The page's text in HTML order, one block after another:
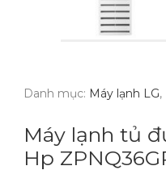
Danh mục: Máy lạnh LG,
Máy lạnh tủ
Hp